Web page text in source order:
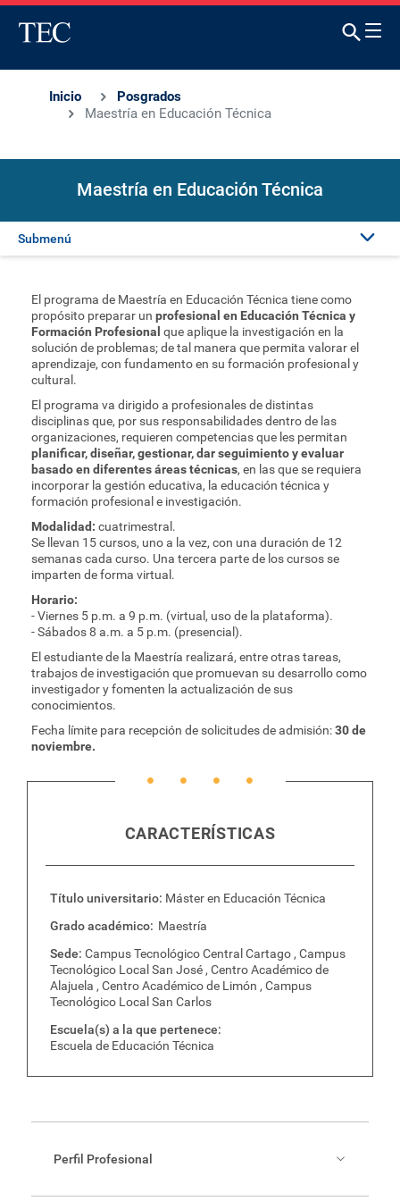
Inicio
Posgrados
Maestría en Educación Técnica
Maestría en Educación Técnica
Submenú
Admisión
El programa de Maestría en Educación Técnica tiene como
propósito preparar un profesional en Educación Técnica y
Formación Profesional que aplique la investigación en la
solución de problemas; de tal manera que permita valorar el
aprendizaje, con fundamento en su formación profesional y
cultural.
El programa va dirigido a profesionales de distintas
disciplinas que, por sus responsabilidades dentro de las
organizaciones, requieren competencias que les permitan
planificar, diseñar, gestionar, dar seguimiento y evaluar
basado en diferentes áreas técnicas, en las que se requiera
incorporar la gestión educativa, la educación técnica y
formación profesional e investigación.
Modalidad: cuatrimestral.
Se llevan 15 cursos, uno a la vez, con una duración de 12
semanas cada curso. Una tercera parte de los cursos se
imparten de forma virtual.
Horario:
- Viernes 5 p.m. a 9 p.m. (virtual, uso de la plataforma).
- Sábados 8 a.m. a 5 p.m. (presencial).
El estudiante de la Maestría realizará, entre otras tareas,
trabajos de investigación que promuevan su desarrollo como
investigador y fomenten la actualización de sus
conocimientos.
Fecha límite para recepción de solicitudes de admisión:30 de
noviembre.
CARACTERÍSTICAS
Título universitario Máster en Educación Técnica
Grado académico
Maestría
Sede Campus Tecnológico Central Cartago , Campus
Tecnológico Local San José , Centro Académico de
Alajuela , Centro Académico de Limón , Campus
Tecnológico Local San Carlos
Escuela(s) a la que pertenece
Escuela de Educación Técnica
Perfil Profesional